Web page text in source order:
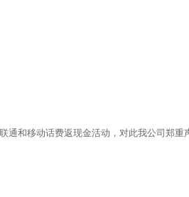
移动话费返现金活动，对此我公司郑重